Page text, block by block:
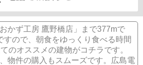
かず工房 鷹野橋店」まで377mで
すので、朝食をゆっくり食べる時間
のオススメの建物がコチラです。
物件の購入もスムーズです。広島電